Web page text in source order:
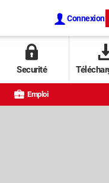
Connexion
Securité
Emploi